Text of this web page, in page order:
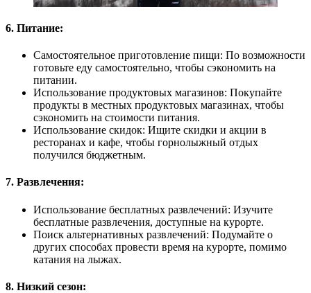
6. Питание:
Самостоятельное приготовление пищи: По возможности
готовьте еду самостоятельно, чтобы сэкономить на
питании.
Использование продуктовых магазинов: Покупайте
продукты в местных продуктовых магазинах, чтобы
сэкономить на стоимости питания.
Использование скидок: Ищите скидки и акции в
ресторанах и кафе, чтобы горнолыжный отдых
получился бюджетным.
7. Развлечения:
Использование бесплатных развлечений: Изучите
бесплатные развлечения, доступные на курорте.
Поиск альтернативных развлечений: Подумайте о
других способах провести время на курорте, помимо
катания на лыжах.
8. Низкий сезон: